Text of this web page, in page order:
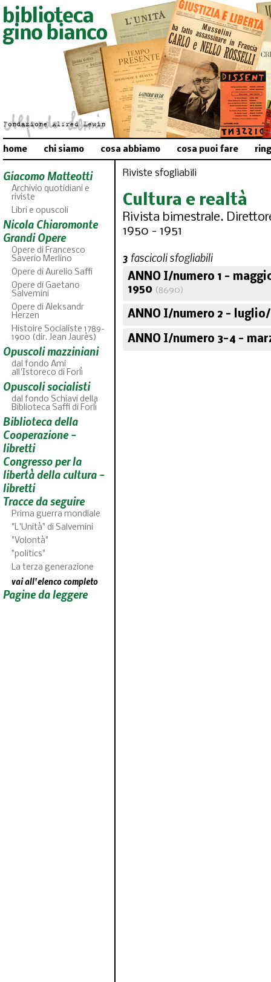
home chi siamo cosa abbiamo cosa puoi fare
Giacomo Matteotti
Archivio quotidiani e
riviste
Libri e opuscoli
Nicola Chiaromonte
Grandi Opere
Opere di Francesco
Saverio Merlino
Opere di Aurelio Saffi
Opere di Gaetano
Salvemini
Opere di Aleksandr
Herzen
Histoire Socialiste 1789-
1900 (dir. Jean Jaurès)
Opuscoli mazziniani
dal fondo Ami
all'Istoreco di Forlì
Opuscoli socialisti
dal fondo Schiavi della
Biblioteca Saffi di Forlì
Biblioteca della
Cooperazione -
libretti
Congresso per la
libertà della cultura -
libretti
Tracce da seguire
Prima guerra mondiale
"L'Unità" di Salvemini
"Volontà"
"politics"
La terza generazione
vai all'elenco completo
Pagine da leggere
Riviste sfogliabili
Cultura e realtà
Rivista bimestrale.
1950 - 1951
3 fascicoli sfogliabili
ANNO I/numero 1 -
1950 (8690)
ANNO I/numero 2 -
ANNO I/numero 3-4 -